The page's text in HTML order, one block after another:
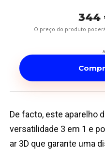
Noche,344
O preço do produto
De facto, este aparelho
versatilidade 3 em 1 e
ar 3D que garante uma